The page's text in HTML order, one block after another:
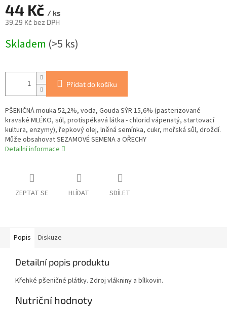
44 Kč / ks
39,29 Kč bez DPH
cena:
Skladem (>5 ks)
Přidat do košíku
PŠENIČNÁ mouka 52,2%, voda, Gouda SÝR 15,6% (pasterizované
kravské MLÉKO, sůl, protispékavá látka - chlorid vápenatý, startovací
kultura, enzymy), řepkový olej, lněná semínka, cukr, mořská sůl, droždí.
Může obsahovat SEZAMOVÉ SEMENA a OŘECHY
Detailní informace
ZEPTAT SE HLÍDAT SDÍLET
Popis Diskuze
Detailní popis produktu
Křehké pšeničné plátky. Zdroj vlákniny a bílkovin.
Nutriční hodnoty